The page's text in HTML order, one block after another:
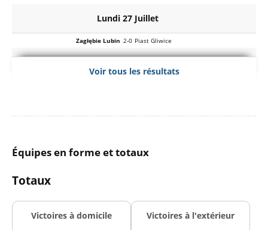
Lundi 27 Juillet
Zagłębie Lubin 2-0 Piast Gliwice
Lech Poznań 0-0 KS Cracovia
Vendredi 24 Juillet
Voir tous les résultats
Équipes en forme et totaux
Totaux
Victoires à domicile Victoires à l'extérieur